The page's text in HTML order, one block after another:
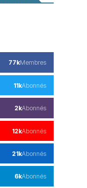
77kMembres
11kAbonnés
2kAbonnés
12kAbonnés
21kAbonnés
6kAbonnés